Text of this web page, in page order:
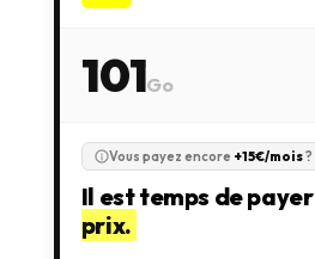
101Go
Vous payez encore +15€/mois?
Il est temps de payer
prix.